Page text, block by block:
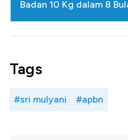
Badan 10 Kg dalam 8
Tags
#sri mulyani #apbn